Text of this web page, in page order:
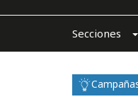
Secciones